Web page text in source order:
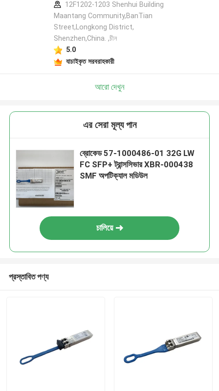
12F1202-1203 Shenhui Building
Maantang Community,BanTian
Street,Longkong District,
Shenzhen,China. ,চীন
5.0
যাচাইকৃত সরবরাহকারী
আরো দেখুন
এর সেরা মূল্য পান
ব্রোকেড 57-1000486-01 32G LW
FC SFP+ ট্রান্সসিভার XBR-000438
SMF অপটিক্যাল মডিউল
চালিয়ে
প্রস্তাবিত পণ্য